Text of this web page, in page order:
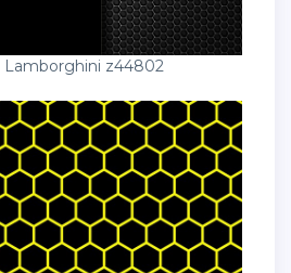
Lamborghini z44802